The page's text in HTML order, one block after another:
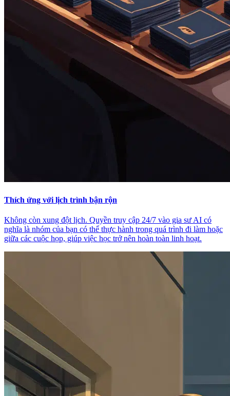
Thích ứng với lịch trình bận rộn
Không còn xung đột lịch. Quyền truy cập 24/7 vào gia sư AI có
nghĩa là nhóm của bạn có thể thực hành trong quá trình đi làm hoặc
giữa các cuộc họp, giúp việc học trở nên hoàn toàn linh hoạt.